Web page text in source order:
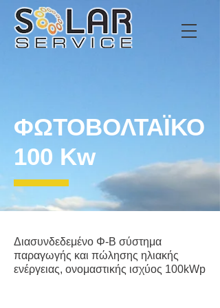
ΦΩΤΟΒΟΛΤΑΪΚΟ
100 Kw
Διασυνδεδεμένο Φ-Β σύστημα
παραγωγής και πώλησης ηλιακής
ενέργειας, ονομαστικής ισχύος 100kWp